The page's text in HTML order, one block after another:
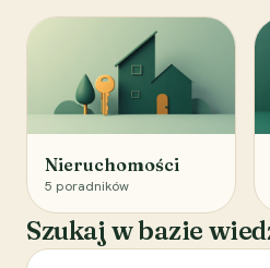
Nieruchomości
5 poradników
Szukaj w bazie